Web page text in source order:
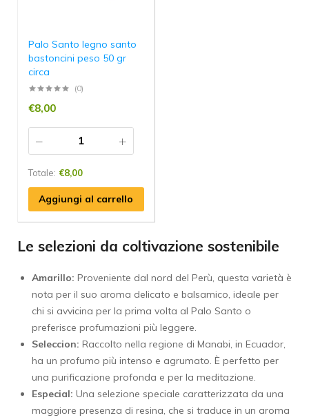
Palo Santo legno santo
bastoncini peso 50 gr
circa
(0)
€8,00
Totale: €8,00
Aggiungi al carrello
Le selezioni da coltivazione sostenibile
Amarillo: Proveniente dal nord del Perù, questa varietà è
nota per il suo aroma delicato e balsamico, ideale per
chi si avvicina per la prima volta al Palo Santo o
preferisce profumazioni più leggere.
Seleccion: Raccolto nella regione di Manabi, in Ecuador,
ha un profumo più intenso e agrumato. È perfetto per
una purificazione profonda e per la meditazione.
Especial: Una selezione speciale caratterizzata da una
maggiore presenza di resina, che si traduce in un aroma